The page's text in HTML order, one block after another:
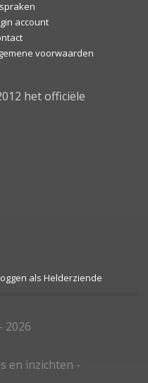
account
voorwaarden
het officiële
als Helderziende
2026
en inzichten -